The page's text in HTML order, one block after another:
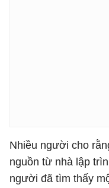
Nhiều người cho
nguồn từ nhà lập
người đã tìm thấy